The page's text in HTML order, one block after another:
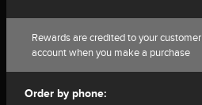
Rewards are credited to your customer
account when you make a purchase
Order by phone: